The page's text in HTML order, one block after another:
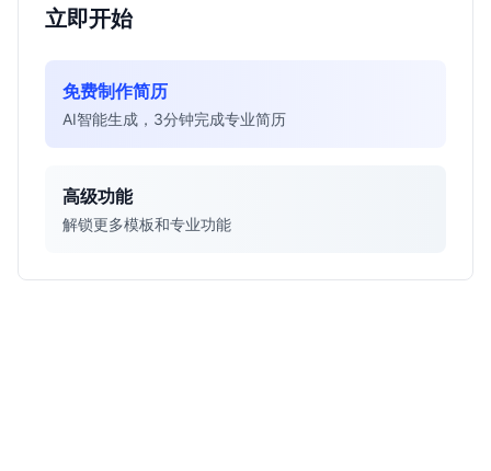
立即开始
免费制作简历
AI智能生成，3分钟完成专业简历
高级功能
解锁更多模板和专业功能